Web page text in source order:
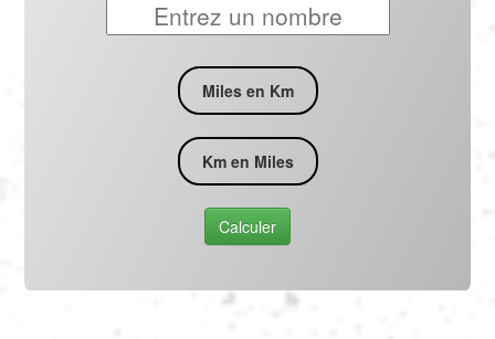
Miles en Km
Km en Miles
Calculer